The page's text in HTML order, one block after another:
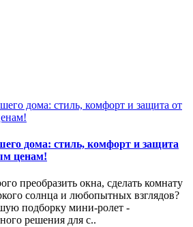
дома: стиль, комфорт и защита
ценам!
преобразить окна, сделать комнату
солнца и любопытных взглядов?
подборку мини-ролет -
решения для с..